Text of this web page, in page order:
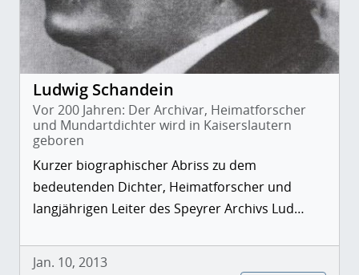
Ludwig Schandein
Vor 200 Jahren: Der Archivar, Heimatforscher
und Mundartdichter wird in Kaiserslautern
geboren
Kurzer biographischer Abriss zu dem
bedeutenden Dichter, Heimatforscher und
langjährigen Leiter des Speyrer Archivs Lud…
Jan. 10, 2013